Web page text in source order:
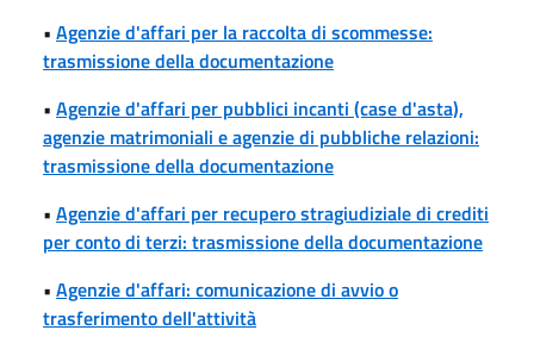
• Agenzie d'affari per la raccolta di scommesse:
trasmissione della documentazione
• Agenzie d'affari per pubblici incanti (case d'asta),
agenzie matrimoniali e agenzie di pubbliche relazioni:
trasmissione della documentazione
• Agenzie d'affari per recupero stragiudiziale di crediti
per conto di terzi: trasmissione della documentazione
• Agenzie d'affari: comunicazione di avvio o
trasferimento dell'attività